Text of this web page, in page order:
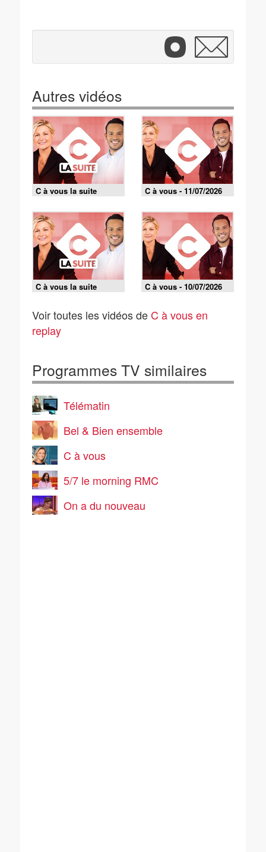
Autres vidéos
C à vous la suite C à vous - 11/07/2026
C à vous la suite C à vous - 10/07/2026
Voir toutes les vidéos de C à vous en
replay
Programmes TV similaires
Télématin
Bel & Bien ensemble
C à vous
5/7 le morning RMC
On a du nouveau